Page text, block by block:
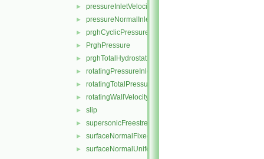
► pressureInletVelocity
► pressureNormalInletOutletVelocity
► prghCyclicPressure
► PrghPressure
► prghTotalHydrostaticPressure
► rotatingPressureInletOutletVelocity
► rotatingTotalPressure
► rotatingWallVelocity
► slip
► supersonicFreestream
► surfaceNormalFixedValue
► surfaceNormalUniformFixedValue